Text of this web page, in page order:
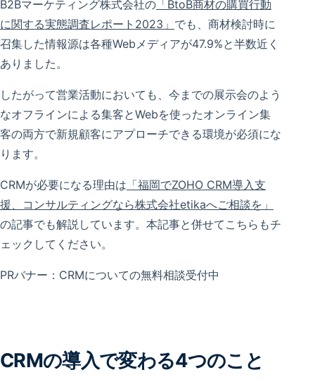
B2Bマーケティング株式会社の 「BtoB商材の購買行動
に関する実態調査レポート2023」 でも、商材検討時に
召集した情報源は各種Webメディアが47.9%と半数近く
ありました。
したがって営業活動においても、今までの展示会のよう
なオフラインによる集客とWebを使ったオンライン集
客の両方で新規顧客にアプローチできる環境が必須にな
ります。
CRMが必要になる理由は 「福岡でZOHO CRM導入支
援、コンサルティングなら株式会社etikaへご相談を」
の記事でも解説しています。本記事と併せてこちらもチ
ェックしてください。
PRバナー：CRMについての無料相談受付中
CRMの導入で変わる4つのこと